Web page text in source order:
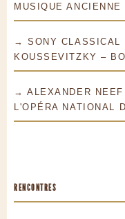
MUSIQUE ANCIENNE
→ SONY CLASSICAL
KOUSSEVITZKY –
→ ALEXANDER
L'OPÉRA NATIONAL
RENCONTRES